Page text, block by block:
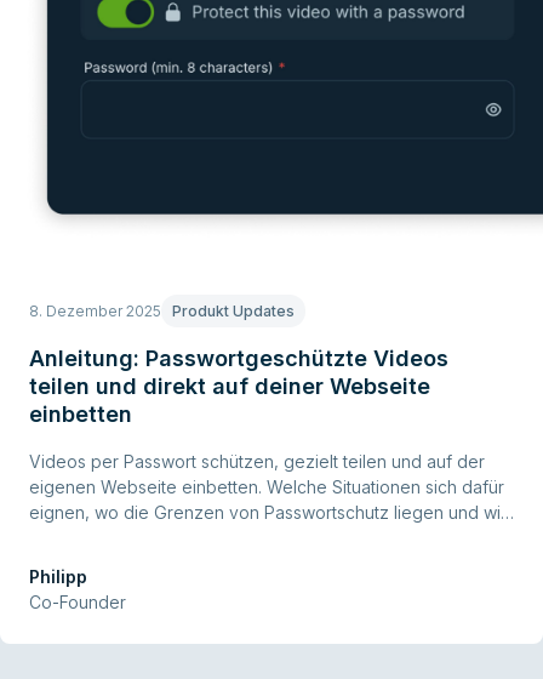
8. Dezember 2025 Produkt Updates
Anleitung: Passwortgeschützte Videos
teilen und direkt auf deiner Webseite
einbetten
Videos per Passwort schützen, gezielt teilen und auf der
eigenen Webseite einbetten. Welche Situationen sich dafür
eignen, wo die Grenzen von Passwortschutz liegen und wie
Philipp
Co-Founder